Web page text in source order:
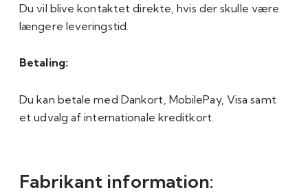
Du vil blive kontaktet direkte, hvis der skulle være
længere leveringstid.
Betaling:
Du kan betale med Dankort, MobilePay, Visa samt
et udvalg af internationale kreditkort.
Fabrikant information: